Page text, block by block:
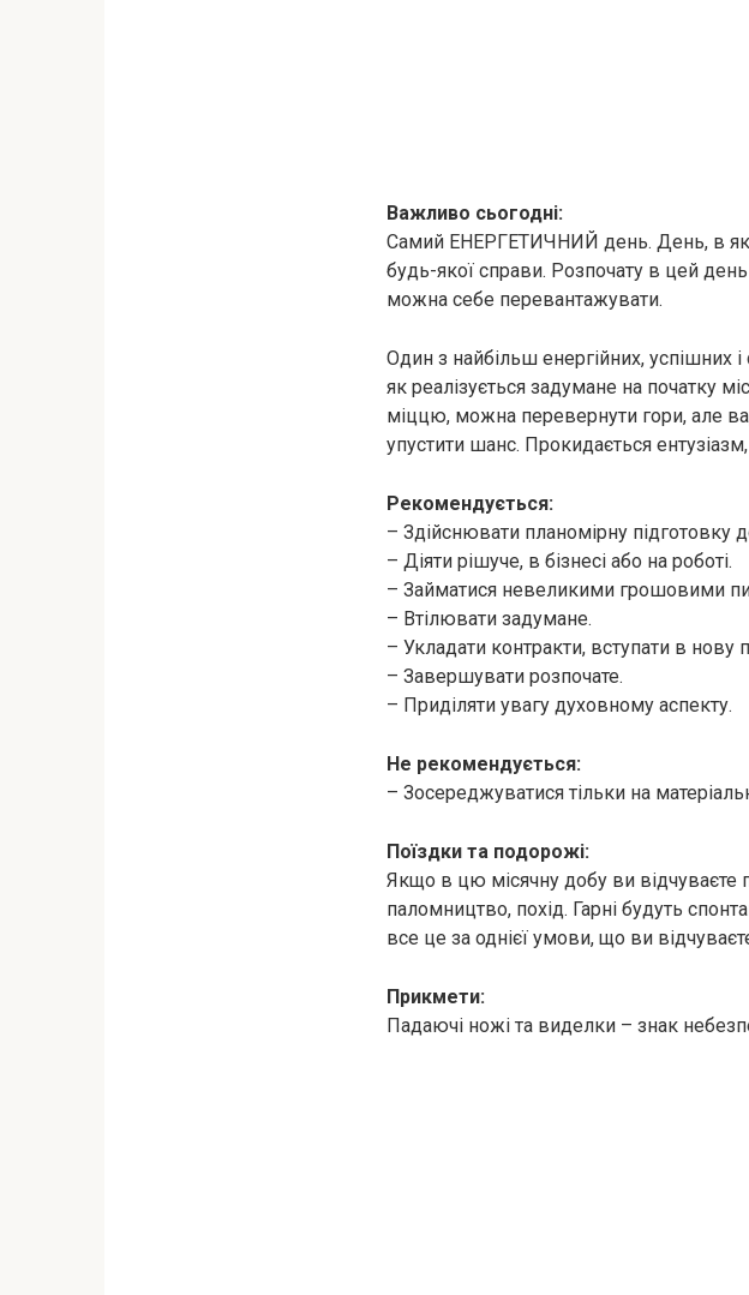
Важливо сьогодні:
Самий ЕНЕРГЕТИЧНИЙ день. День, в
будь-якої справи. Розпочату в цей
можна себе перевантажувати.
Один з найбільш енергійних, успішних
як реалізується задумане на початку
міццю, можна перевернути гори, але
упустити шанс. Прокидається ентузіазм,
Рекомендується:
– Здійснювати планомірну підготовку
– Діяти рішуче, в бізнесі або на роботі.
– Займатися невеликими грошовими
– Втілювати задумане.
– Укладати контракти, вступати в нову
– Завершувати розпочате.
– Приділяти увагу духовному аспекту.
Не рекомендується:
– Зосереджуватися тільки на
Поїздки та подорожі:
Якщо в цю місячну добу ви
паломництво, похід. Гарні будуть
все це за однієї умови, що ви
Прикмети:
Падаючі ножі та виделки – знак